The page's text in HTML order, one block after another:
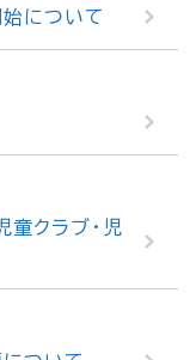
について
童クラブ・児